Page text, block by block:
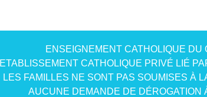
ENSEIGNEMENT CATHOLIQUE DU
ETABLISSEMENT CATHOLIQUE PRIVÉ LIÉ
LES FAMILLES NE SONT PAS SOUMISES À
AUCUNE DEMANDE DE DÉROGATION